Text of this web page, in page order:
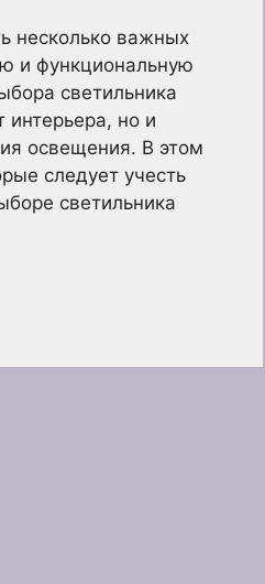
несколько важных
и функциональную
светильника
интерьера, но и
освещения. В этом
следует учесть
светильника